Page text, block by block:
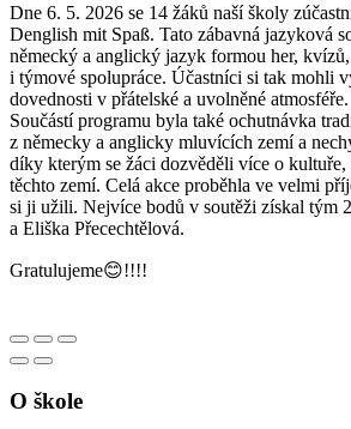
Dne 6. 5. 2026 se 14 žáků naší školy
Denglish mit Spaß. Tato zábavná jazyková
německý a anglický jazyk formou her,
i týmové spolupráce. Účastníci si tak mohli
dovednosti v přátelské a uvolněné atmosféře.
Součástí programu byla také ochutnávka
z německy a anglicky mluvících zemí a
díky kterým se žáci dozvěděli více o
těchto zemí. Celá akce proběhla ve velmi
si ji užili. Nejvíce bodů v soutěži získal tým
a Eliška Přecechtělová.
Gratulujeme😊!!!!
O škole